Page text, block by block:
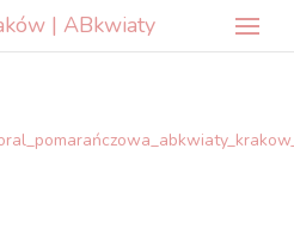
| ABkwiaty